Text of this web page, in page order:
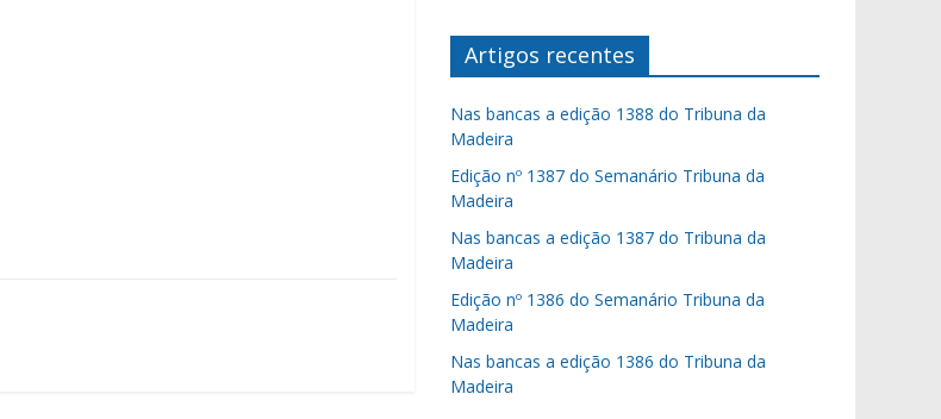
Artigos recentes
Nas bancas a edição 1388 do Tribuna da
Madeira
Edição nº 1387 do Semanário Tribuna da
Madeira
Nas bancas a edição 1387 do Tribuna da
Madeira
Edição nº 1386 do Semanário Tribuna da
Madeira
Nas bancas a edição 1386 do Tribuna da
Madeira